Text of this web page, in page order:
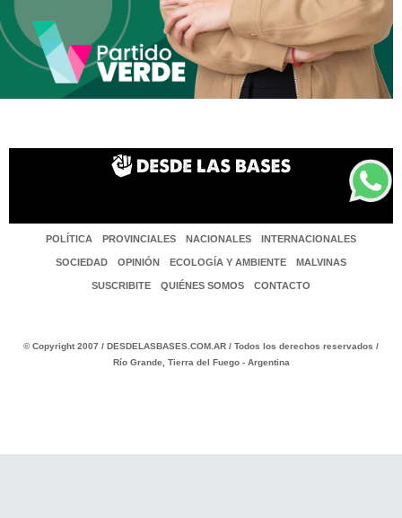
POLÍTICA PROVINCIALES NACIONALES INTERNACIONALES
SOCIEDAD OPINIÓN ECOLOGÍA Y AMBIENTE MALVINAS
SUSCRIBITE QUIÉNES SOMOS CONTACTO
© Copyright 2007 / DESDELASBASES.COM.AR / Todos los derechos reservados /
Río Grande, Tierra del Fuego - Argentina